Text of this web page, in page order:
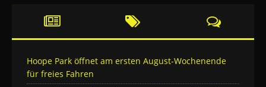
Hoope Park öffnet am ersten August-Wochenende
für freies Fahren